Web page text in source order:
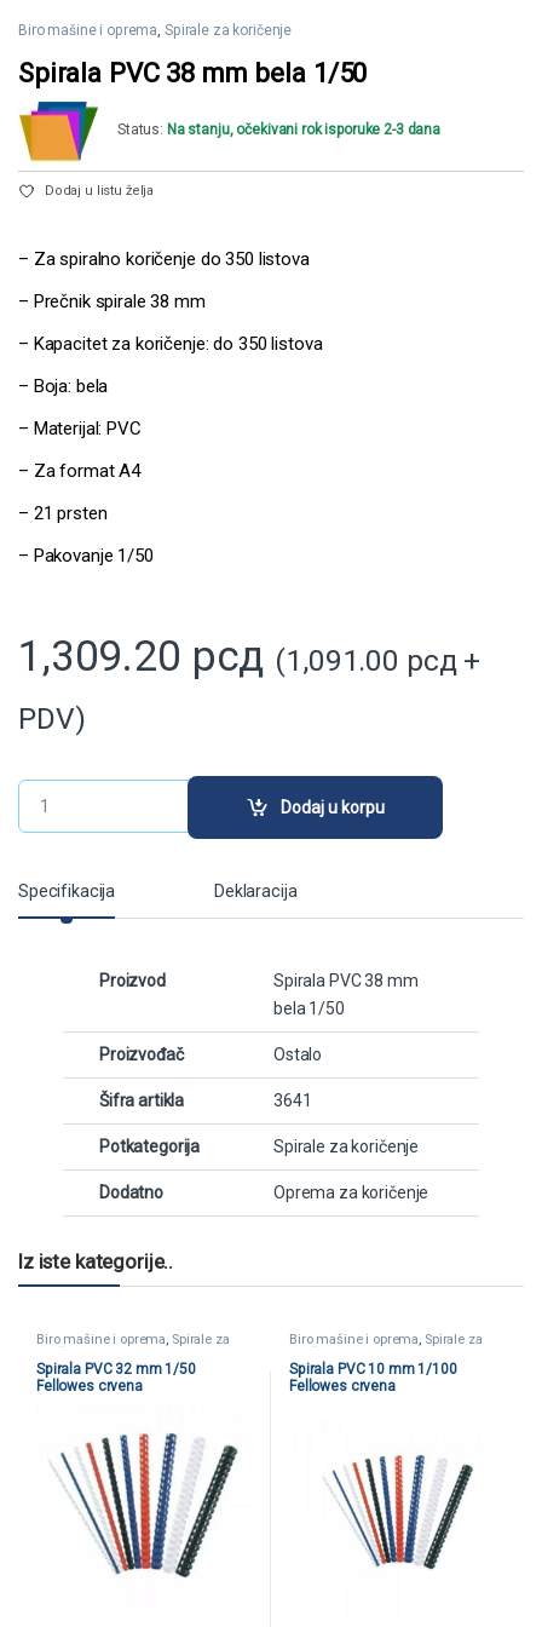
Biro mašine i oprema, Spirale za koričenje
Spirala PVC 38 mm bela 1/50
Status: Na stanju, očekivani rok isporuke 2-3 dana
Dodaj u listu želja
– Za spiralno koričenje do 350 listova
– Prečnik spirale 38 mm
– Kapacitet za koričenje: do 350 listova
– Boja: bela
– Materijal: PVC
– Za format A4
– 21 prsten
– Pakovanje 1/50
1,309.20 рсд (1,091.00 рсд+
PDV)
Spirala PVC 38 mm bela 1/50 quantity
Dodaj u korpu
Specifikacija Deklaracija
Proizvod
Spirala PVC 38 mm
bela 1/50
Proizvođač Ostalo
Šifra artikla 3641
Potkategorija Spirale za koričenje
Dodatno Oprema za koričenje
Iz iste kategorije..
Biro mašine i oprema, Spirale za
koričenje
Spirala PVC 32 mm 1/50
Fellowes crvena
Biro mašine i oprema, Spirale za
koričenje
Spirala PVC 10 mm 1/100
Fellowes crvena